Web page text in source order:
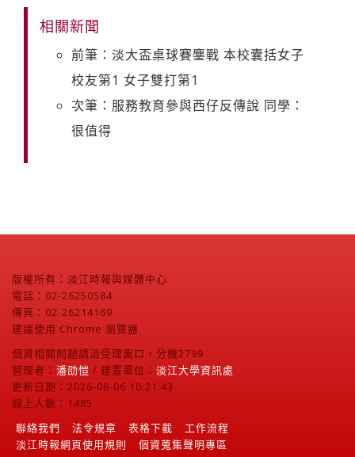
相關新聞
前筆：淡大盃桌球賽鏖戰 本校囊括女子
校友第1 女子雙打第1
次筆：服務教育參與西仔反傳說 同學：
很值得
版權所有：淡江時報與媒體中心
電話：02-26250584
傳真：02-26214169
建議使用 Chrome 瀏覽器
個資相關問題請洽受理窗口，分機2799
管理者： 潘劭愷 / 建置單位： 淡江大學資訊處
更新日期：2026-08-06 10:21:43
線上人數：1485
聯絡我們
法令規章 表格下載
工作流程
淡江時報網頁使用規則
個資蒐集聲明專區